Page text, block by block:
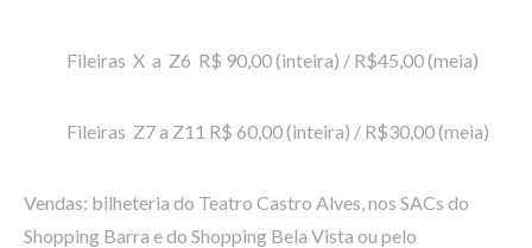
Fileiras X a Z6 R$ 90,00 (inteira) / R$45,00 (meia)
Fileiras Z7 a Z11 R$ 60,00 (inteira) / R$30,00 (meia)
Vendas: bilheteria do Teatro Castro Alves, nos SACs do
Shopping Barra e do Shopping Bela Vista ou pelo